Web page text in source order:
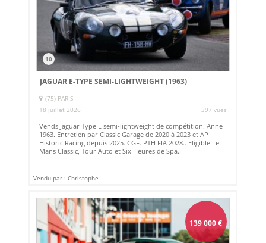
10
JAGUAR E-TYPE SEMI-LIGHTWEIGHT (1963)
(75) PARIS
18 juillet 2026
397 vues
Vends Jaguar Type E semi-lightweight de compétition. Anne
1963. Entretien par Classic Garage de 2020 à 2023 et AP
Historic Racing depuis 2025. CGF. PTH FIA 2028.. Eligible Le
Mans Classic, Tour Auto et Six Heures de Spa..
Vendu par : Christophe
139 000€